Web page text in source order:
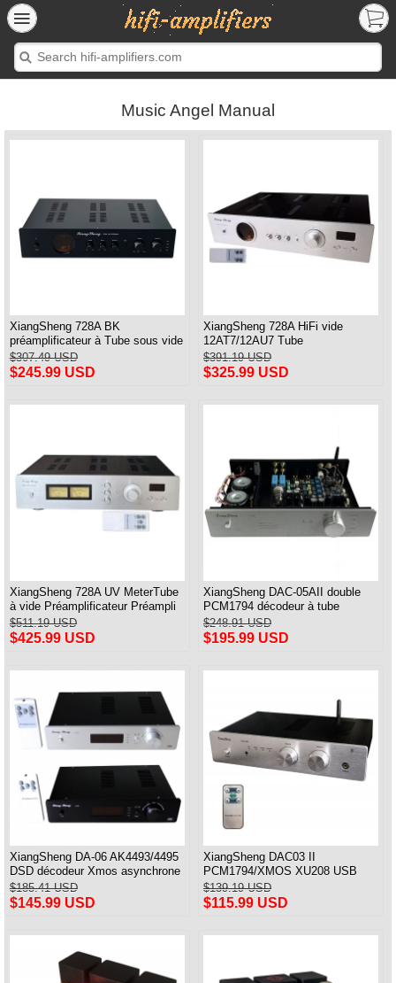
Music Angel Manual
XiangSheng 728A BK
préamplificateur à Tube sous vide
circuit Shigeru Wada japon
$307.49 USD
$245.99 USD
XiangSheng 728A HiFi vide
12AT7/12AU7 Tube
préamplificateur stéréo HiFi
préampli processeur Audio
Version à distance
$391.19 USD
$325.99 USD
XiangSheng 728A UV MeterTube
à vide Préamplificateur Préampli
Télécommande & Balance &
Bluetooth
$511.19 USD
$425.99 USD
XiangSheng DAC-05AII double
PCM1794 décodeur à tube
équilibré HIFI USB Qualcomm
Bluetooth 8675/5125
$248.91 USD
$195.99 USD
XiangSheng DA-06 AK4493/4495
DSD décodeur Xmos asynchrone
ampli HiFi avec télécommande
$185.41 USD
$145.99 USD
XiangSheng DAC03 II
PCM1794/XMOS XU208 USB
Tube DAC HIFI 24bits/192khz
Décodeur Bluetooth
$139.19 USD
$115.99 USD